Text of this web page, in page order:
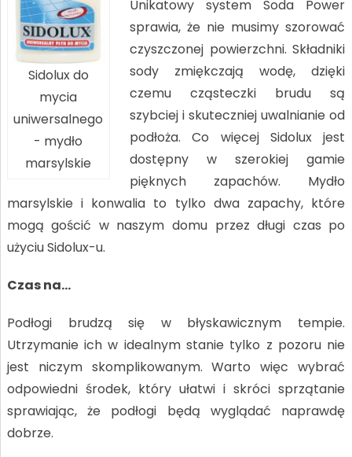
Sidolux do
mycia
uniwersalnego
- mydło
marsylskie
Unikatowy system Soda Power
sprawia, że nie musimy szorować
czyszczonej powierzchni. Składniki
sody zmiękczają wodę, dzięki
czemu cząsteczki brudu są
szybciej i skuteczniej uwalnianie od
podłoża. Co więcej Sidolux jest
dostępny w szerokiej gamie
pięknych zapachów. Mydło
marsylskie i konwalia to tylko dwa zapachy, które
mogą gościć w naszym domu przez długi czas po
użyciu Sidolux-u.
Czas na…
Podłogi brudzą się w błyskawicznym tempie.
Utrzymanie ich w idealnym stanie tylko z pozoru nie
jest niczym skomplikowanym. Warto więc wybrać
odpowiedni środek, który ułatwi i skróci sprzątanie
sprawiając, że podłogi będą wyglądać naprawdę
dobrze.